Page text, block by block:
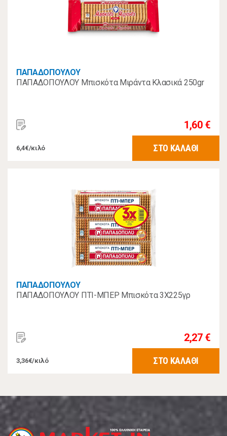
ΠΑΠΑΔΟΠΟΥΛΟΥ
ΠΑΠΑΔΟΠΟΥΛΟΥ Μπισκότα Μιράντα Κλασικά 250gr
1,60 €
6,4€/κιλό ΣΤΟ ΚΑΛΑΘΙ
ΠΑΠΑΔΟΠΟΥΛΟΥ
ΠΑΠΑΔΟΠΟΥΛΟΥ ΠΤΙ-ΜΠΕΡ Μπισκότα 3Χ225γρ
2,27 €
3,36€/κιλό ΣΤΟ ΚΑΛΑΘΙ